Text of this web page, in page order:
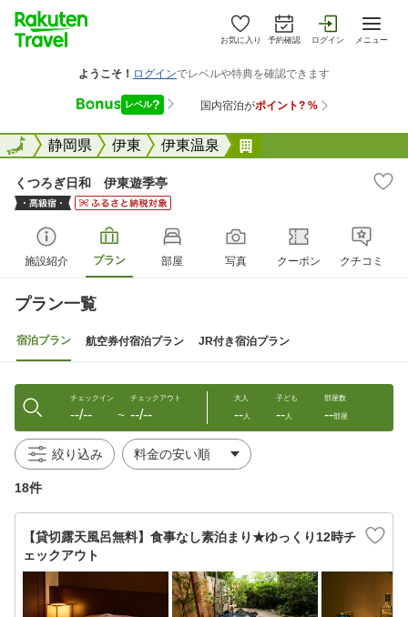
お気に入り 予約確認 ログイン メニュー
全国静岡県 伊東 伊東温泉
全国
くつろぎ日和 伊東遊季亭
施設紹介 プラン 部屋 写真 クーポン クチコミ
プラン一覧
宿泊プラン 航空券付宿泊プラン JR付き宿泊プラン
チェックイン
--/-- 〜
チェックアウト
--/--
大人
--人
子ども
--人
部屋数
--部屋
絞り込み
18件
【貸切露天風呂無料】食事なし素泊まり★ゆっくり12時チ
ェックアウト